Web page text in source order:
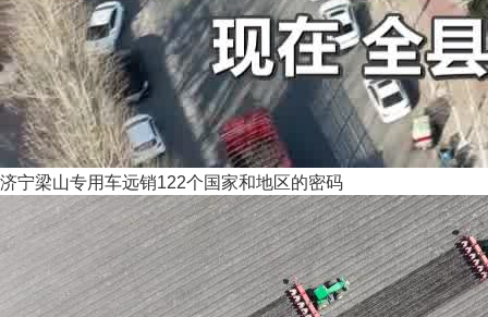
济宁梁山专用车远销122个国家和地区的密码